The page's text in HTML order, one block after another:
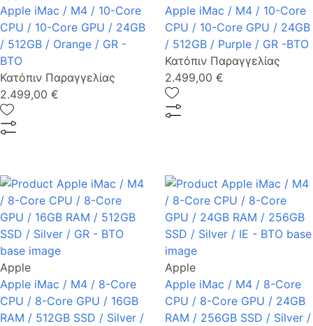
Apple iMac / M4 / 10-Core
CPU / 10-Core GPU / 24GB
/ 512GB / Orange / GR -
BTO
Κατόπιν Παραγγελίας
2.499,00 €
Apple iMac / M4 / 10-Core
CPU / 10-Core GPU / 24GB
/ 512GB / Purple / GR -BTO
Κατόπιν Παραγγελίας
2.499,00 €
Apple
Apple iMac / M4 / 8-Core
CPU / 8-Core GPU / 16GB
RAM / 512GB SSD / Silver /
Apple
Apple iMac / M4 / 8-Core
CPU / 8-Core GPU / 24GB
RAM / 256GB SSD / Silver /